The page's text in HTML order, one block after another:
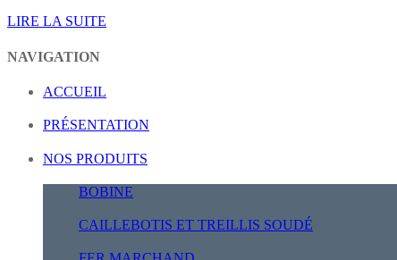
LIRE LA SUITE
NAVIGATION
ACCUEIL
PRÉSENTATION
NOS PRODUITS
BOBINE
CAILLEBOTIS ET TREILLIS SOUDÉ